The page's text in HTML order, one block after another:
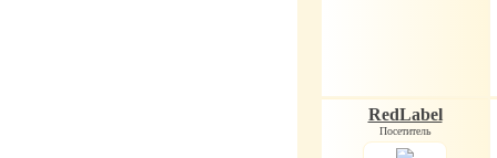
RedLabel
Посетитель